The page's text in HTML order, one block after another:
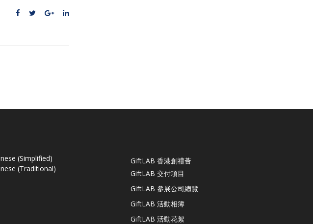
(Simplified)
(Traditional)
GiftLAB 香港創禮薈
GiftLAB 交付項目
GiftLAB 參展公司總覽
GiftLAB 活動相簿
GiftLAB 活動花絮